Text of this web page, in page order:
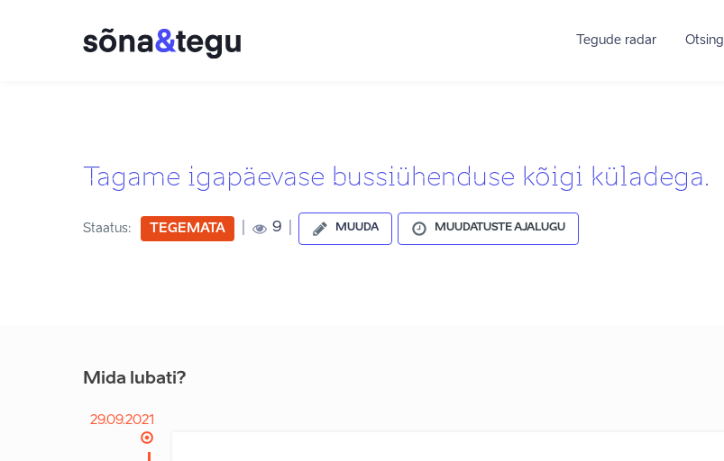
Tegude radar Otsing
Tagame igapäevase bussiühenduse kõigi küladega.
Staatus: TEGEMATA 9 MUUDA MUUDATUSTE AJALUGU
Mida lubati?
29.09.2021